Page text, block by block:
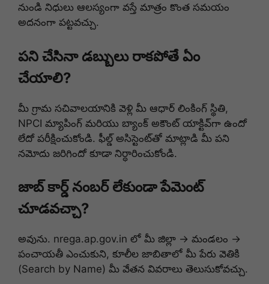
నుండి నిధులు ఆలస్యంగా వస్తే మాత్రం కొంత సమయం
అదనంగా పట్టవచ్చు.
పని చేసినా డబ్బులు రాకపోతే ఏం
చేయాలి?
మీ గ్రామ సచివాలయానికి వెళ్లి మీ ఆధార్ లింకింగ్ స్థితి,
NPCI మ్యాపింగ్ మరియు బ్యాంక్ అకౌంట్ యాక్టివ్‌గా ఉందో
లేదో పరీక్షించుకోండి. ఫీల్డ్ అసిస్టెంట్‌తో మాట్లాడి మీ పని
నమోదు జరిగిందో కూడా నిర్ధారించుకోండి.
జాబ్ కార్డ్ నంబర్ లేకుండా పేమెంట్
చూడవచ్చా?
అవును. nrega.ap.gov.in లో మీ జిల్లా → మండలం →
పంచాయతీ ఎంచుకుని, కూలీల జాబితాలో మీ పేరు వెతికి
(Search by Name) మీ వేతన వివరాలు తెలుసుకోవచ్చు.